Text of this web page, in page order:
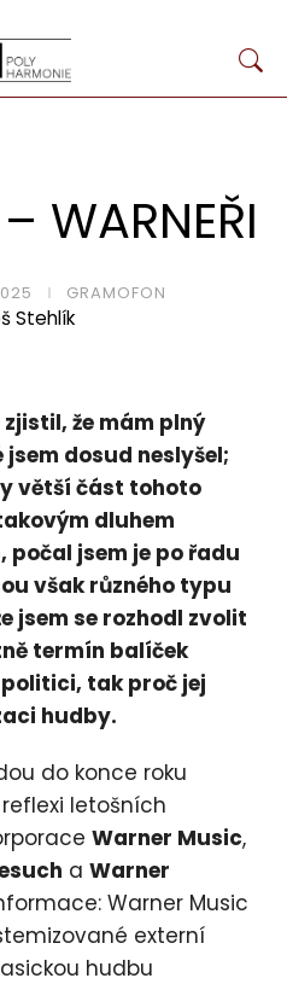
WARNEŘI
GRAMOFON
Stehlík
že mám plný
dosud neslyšel;
větší část tohoto
dluhem
jsem je po řadu
však různého typu
jsem se rozhodl zvolit
termín balíček
tak proč jej
hudby.
do konce roku
letošních
Warner Music,
a Warner
Warner Music
externí
hudbu